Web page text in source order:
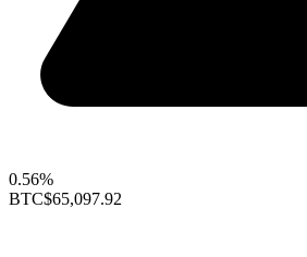
0.56%
BTC$65,097.92